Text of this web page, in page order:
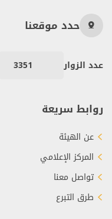
حدد موقعنا
عدد الزوار 3351
روابط سريعة
عن الهيئة
المركز الإعلامي
تواصل معنا
طرق التبرع